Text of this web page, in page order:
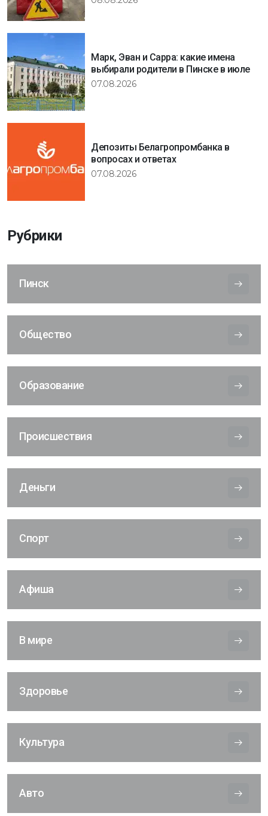
Марк, Эван и Сарра: какие имена
выбирали родители в Пинске в июле
07.08.2026
Депозиты Белагропромбанка в
вопросах и ответах
07.08.2026
Рубрики
Пинск
Общество
Образование
Происшествия
Деньги
Спорт
Афиша
В мире
Здоровье
Культура
Авто